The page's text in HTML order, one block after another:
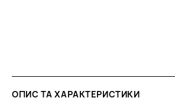
ОПИС ТА ХАРАКТЕРИСТИКИ